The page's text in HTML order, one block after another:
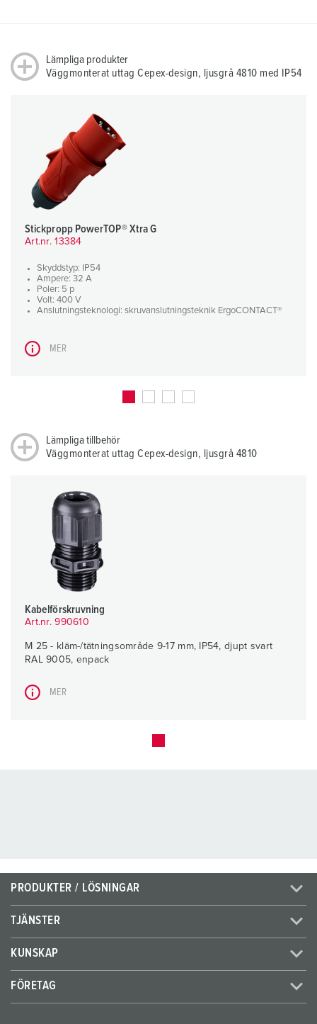
Lämpliga produkter
Väggmonterat uttag Cepex-design, ljusgrå 4810 med IP54
Stickpropp PowerTOP® Xtra G
Art.nr. 13384
Skyddstyp: IP54
Ampere: 32 A
Poler: 5 p
Volt: 400 V
Anslutningsteknologi: skruvanslutningsteknik ErgoCONTACT®
MER
Lämpliga tillbehör
Väggmonterat uttag Cepex-design, ljusgrå 4810
Kabelförskruvning
Art.nr. 990610
M 25 - kläm-/tätningsområde 9-17 mm, IP54, djupt svart
RAL 9005, enpack
MER
PRODUKTER / LÖSNINGAR
TJÄNSTER
KUNSKAP
FÖRETAG